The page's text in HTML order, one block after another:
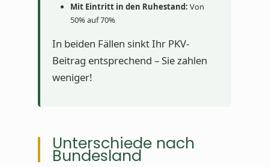
Mit Eintritt in den Ruhestand: Von
50% auf 70%
In beiden Fällen sinkt Ihr PKV-
Beitrag entsprechend – Sie zahlen
weniger!
Unterschiede nach
Bundesland